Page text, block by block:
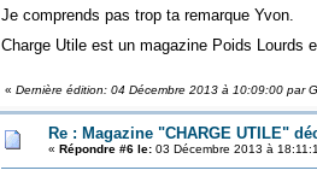
Je comprends pas trop ta remarque Yvon.
Charge Utile est un magazine Poids
« Dernière édition: 04 Décembre 2013 à 10:09:00 par
Re : Magazine "CHARGE UTILE"
« Répondre #6 le:03 Décembre 2013 à